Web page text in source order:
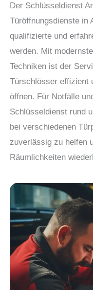
Der Schlüsseldienst
Türöffnungsdienste in
qualifizierte und
werden. Mit
Techniken ist der
Türschlösser effizient
öffnen. Für Notfälle
Schlüsseldienst rund
bei verschiedenen
zuverlässig zu helfen
Räumlichkeiten